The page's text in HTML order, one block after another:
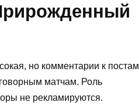
но комментарии к постам
матчам. Роль
не рекламируются.